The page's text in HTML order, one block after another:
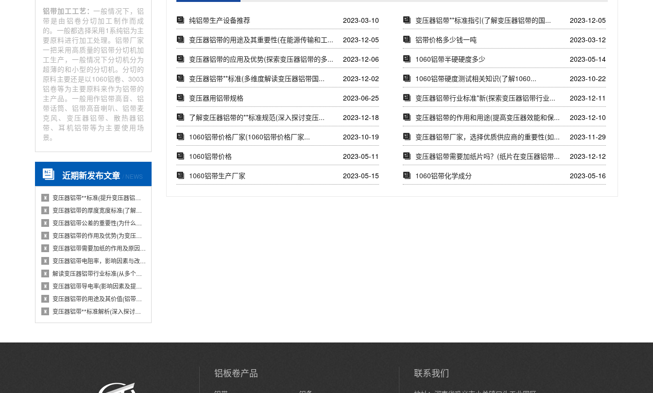
铝带加工工艺：一般情况下，铝
带是由铝卷分切加工制作而成
的。一般都选择采用1系纯铝为主
要原料进行加工处理。铝带厂家
一把采用高质量的铝带分切机加
工生产，一般情况下分切机分为
超薄的和小型的分切机。分切的
原料主要还是以1060铝卷、3003
铝卷等为主要原料来作为铝带的
主产品。一般用作铝带高音、铝
带话筒、铝带高音喇叭、铝带麦
克风、变压器铝带、散热器铝
带、耳机铝带等为主要使用场
景。
近期新发布文章 / NEWS
♜ 变压器铝带**标准(提升变压器铝带质量的国···
♜ 变压器铝带的厚度宽度标准(了解变压器铝带的···
♜ 变压器铝带公差的重要性(为什么变压器铝带公···
♜ 变压器铝带的作用及优势(为变压器提供导电性···
♜ 变压器铝带需要加纸的作用及原因(从电气性能···
♜ 变压器铝带电阻率，影响因素与改进措施(分析···
♜ 解读变压器铝带行业标准(从多个维度探究变压···
♜ 变压器铝带导电率(影响因素及提高方法)
♜ 变压器铝带的用途及其价值(铝带在变压器中的···
♜ 变压器铝带**标准解析(深入探讨变压器铝带···
纯铝带生产设备推荐 2023-03-10 变压器铝带**标准指引(了解变压器铝带的国...
2023-12-05
变压器铝带的用途及其重要性(在能源传输和工...
2023-12-05 铝带价格多少钱一吨
2023-03-12
变压器铝带的应用及优势(探索变压器铝带的多...
2023-12-06 1060铝带半硬硬度多少
2023-05-14
变压器铝带**标准(多维度解读变压器铝带国...
2023-12-02 1060铝带硬度测试相关知识(了解1060...
2023-10-22
变压器用铝带规格
2023-06-25 变压器铝带行业标准*新(探索变压器铝带行业...
2023-12-11
了解变压器铝带的**标准规范(深入探讨变压...
2023-12-18 变压器铝带的作用和用途(提高变压器效能和保...
2023-12-10
1060铝带价格厂家(1060铝带价格厂家...
2023-10-19 变压器铝带厂家，选择优质供应商的重要性(如...
2023-11-29
1060铝带价格
2023-05-11 变压器铝带需要加纸片吗？(纸片在变压器铝带...
2023-12-12
1060铝带生产厂家
2023-05-15 1060铝带化学成分 2023-05-16
铝板卷产品 联系我们